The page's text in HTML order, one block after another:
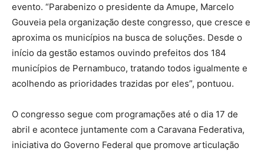
evento. “Parabenizo o presidente da Amupe, Marcelo
Gouveia pela organização deste congresso, que cresce e
aproxima os municípios na busca de soluções. Desde o
início da gestão estamos ouvindo prefeitos dos 184
municípios de Pernambuco, tratando todos igualmente e
acolhendo as prioridades trazidas por eles”, pontuou.
O congresso segue com programações até o dia 17 de
abril e acontece juntamente com a Caravana Federativa,
iniciativa do Governo Federal que promove articulação